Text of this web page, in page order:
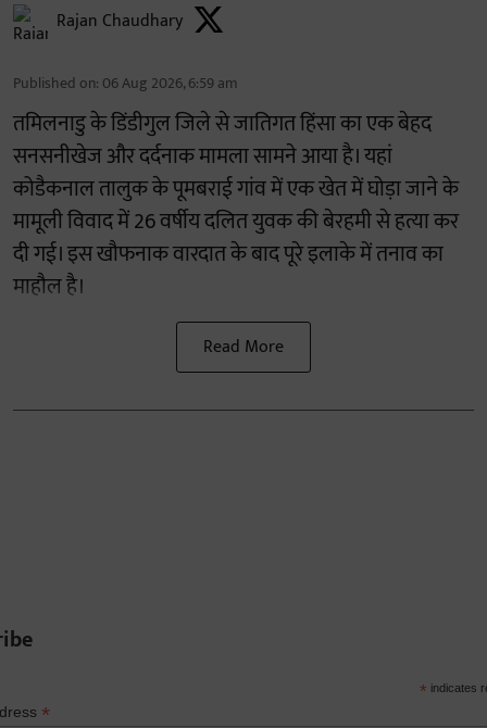
Rajan Chaudhary
Published on: 06 Aug 2026, 6:59 am
तमिलनाडु के डिंडीगुल जिले से जातिगत हिंसा का एक बेहद
सनसनीखेज और दर्दनाक मामला सामने आया है। यहां
कोडैकनाल तालुक के पूमबराई गांव में एक खेत में घोड़ा जाने के
मामूली विवाद में 26 वर्षीय दलित युवक की बेरहमी से हत्या कर
दी गई। इस खौफनाक वारदात के बाद पूरे इलाके में तनाव का
माहौल है।
Read More
* indicates
*